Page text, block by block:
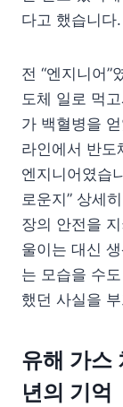
다고 했습니다.
전 “엔지니어
도체 일로 먹
가 백혈병을
라인에서 반도
엔지니어였습
로운지” 상세
장의 안전을
울이는 대신
는 모습을 수
했던 사실을
유해 가스
년의 기억